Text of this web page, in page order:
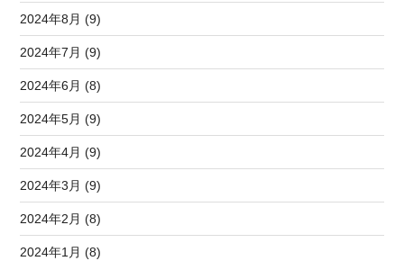
2024年8月 (9)
2024年7月 (9)
2024年6月 (8)
2024年5月 (9)
2024年4月 (9)
2024年3月 (9)
2024年2月 (8)
2024年1月 (8)